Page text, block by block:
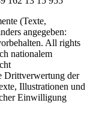
(Texte,
angegeben:
All rights
nationalem
Drittverwertung der
Illustrationen und
Einwilligung